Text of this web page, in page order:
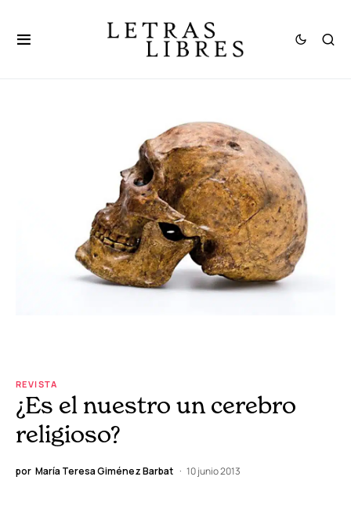
REVISTA
¿Es el nuestro un cerebro
religioso?
por María Teresa Giménez Barbat 10 junio 2013